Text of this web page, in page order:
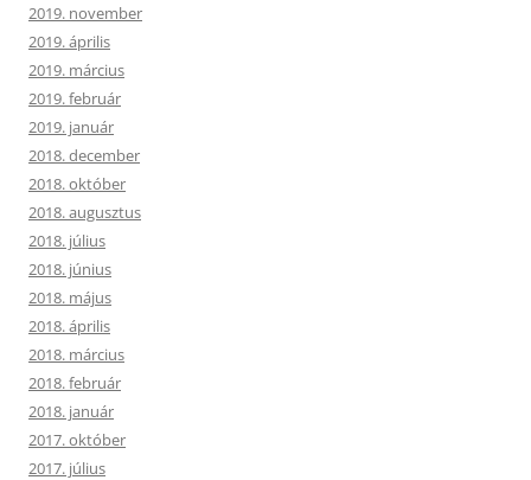
2019. november
2019. április
2019. március
2019. február
2019. január
2018. december
2018. október
2018. augusztus
2018. július
2018. június
2018. május
2018. április
2018. március
2018. február
2018. január
2017. október
2017. július